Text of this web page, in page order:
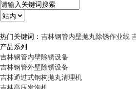
热门关键词： 吉林钢管内壁抛丸除锈作业线
产品系列
吉林钢管内壁除锈设备
吉林钢管外壁除锈设备
吉林通过式钢构抛丸清理机